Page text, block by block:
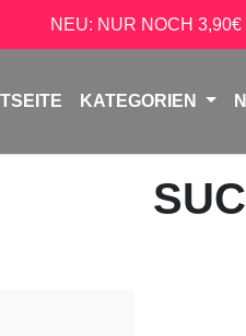
NEU: NUR NOCH
KATEGORIEN